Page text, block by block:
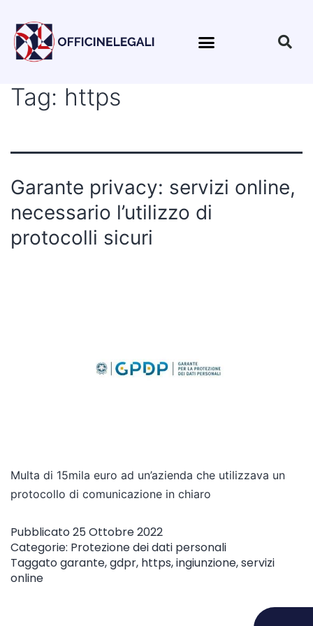
Tag: https
Garante privacy: servizi online,
necessario l’utilizzo di
protocolli sicuri
Multa di 15mila euro ad un’azienda che utilizzava un
protocollo di comunicazione in chiaro
Pubblicato25 Ottobre 2022
Categorie: Protezione dei dati personali
Taggatogarante,gdpr, https,ingiunzione,servizi
online